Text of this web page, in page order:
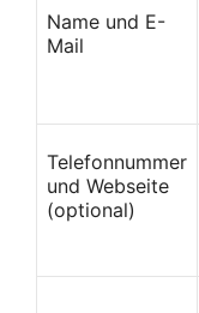
Name und E-
Mail
Telefonnummer
und Webseite
(optional)